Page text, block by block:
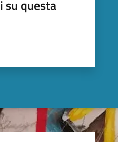
su questa